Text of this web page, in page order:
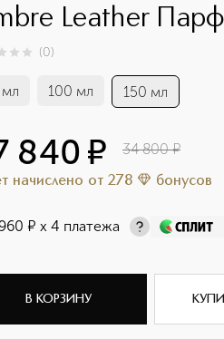
Leather
0 (0)
100 мл 150 мл
840¤ 34 800 ¤
начислено от 278 бонусов
¤ х 4 платежа
В КОРЗИНУ